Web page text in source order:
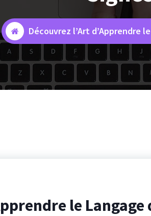
Découvrez l’Art d’Apprendre
le Langage